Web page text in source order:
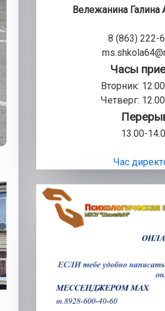
Вележанина Галина
8 (863) 222-
Часы
Вторник:
Четверг:
13.00-
Час